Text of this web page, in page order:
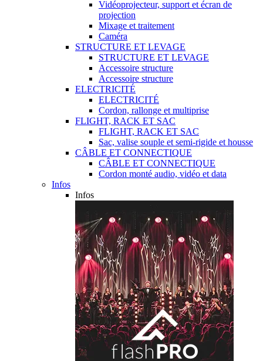
Vidéoprojecteur, support et écran de
projection
Mixage et traitement
Caméra
STRUCTURE ET LEVAGE
STRUCTURE ET LEVAGE
Accessoire structure
Accessoire structure
ELECTRICITÉ
ELECTRICITÉ
Cordon, rallonge et multiprise
FLIGHT, RACK ET SAC
FLIGHT, RACK ET SAC
Sac, valise souple et semi-rigide et housse
CÂBLE ET CONNECTIQUE
CÂBLE ET CONNECTIQUE
Cordon monté audio, vidéo et data
Infos
Infos